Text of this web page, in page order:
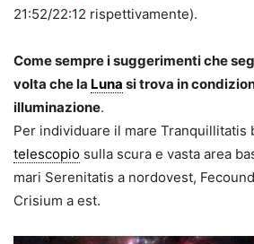
21:52/22:12 rispettivamente).
Come sempre i suggerimenti che
volta che la Luna si trova in
illuminazione.
Per individuare il mare Tranquillitatis
telescopio sulla scura e vasta area
mari Serenitatis a nordovest,
Crisium a est.